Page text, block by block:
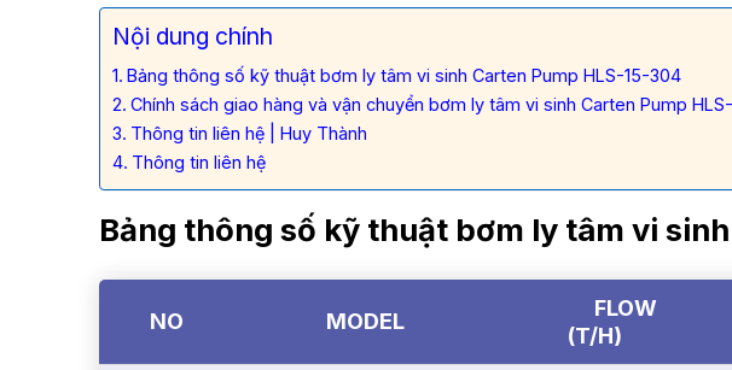
Nội dung chính
Bảng thông số kỹ thuật bơm ly tâm vi sinh Carten Pump HLS-15-304
Chính sách giao hàng và vận chuyển bơm ly tâm vi sinh Carten Pump
Thông tin liên hệ | Huy Thành
Thông tin liên hệ
Bảng thông số kỹ thuật bơm ly tâm vi
NO MODEL
FLOW
(T/H)